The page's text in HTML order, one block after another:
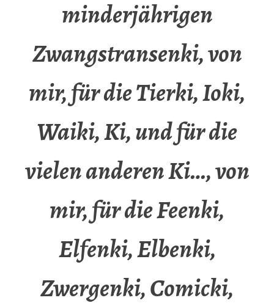
minderjährigen
Zwangstransenki, von
mir, für die Tierki, Ioki,
Waiki, Ki, und für die
vielen anderen Ki…, von
mir, für die Feenki,
Elfenki, Elbenki,
Zwergenki, Comicki,